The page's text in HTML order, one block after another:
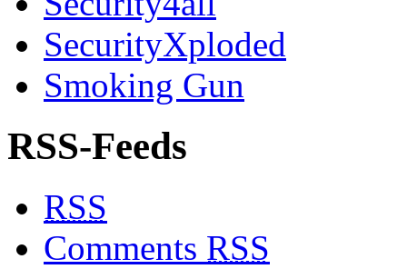
SecurityXploded
Smoking Gun
RSS-Feeds
RSS
Comments RSS